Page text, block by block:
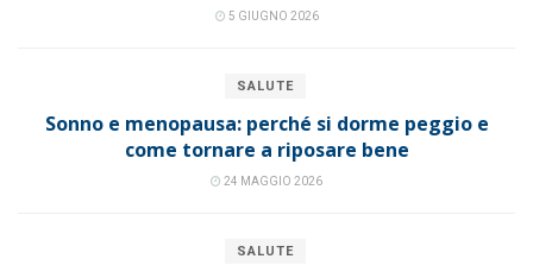
5 GIUGNO 2026
SALUTE
Sonno e menopausa: perché si dorme peggio e
come tornare a riposare bene
24 MAGGIO 2026
SALUTE